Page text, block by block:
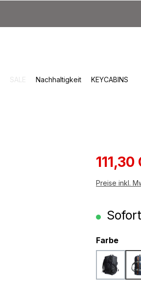
SALE Nachhaltigkeit KEYCABINS
111,30
Preise inkl.
Farbe
black